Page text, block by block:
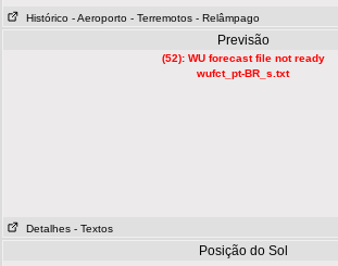
Histórico - Aeroporto - Terremotos - Relâmpago
Previsão
(52): WU forecast file not ready
wufct_pt-BR_s.txt
Detalhes - Textos
Posição do Sol